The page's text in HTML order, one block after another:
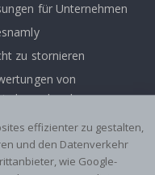
für Unternehmen
zu stornieren
von
kunden
effizienter zu gestalten,
und den Datenverkehr
wie Google-